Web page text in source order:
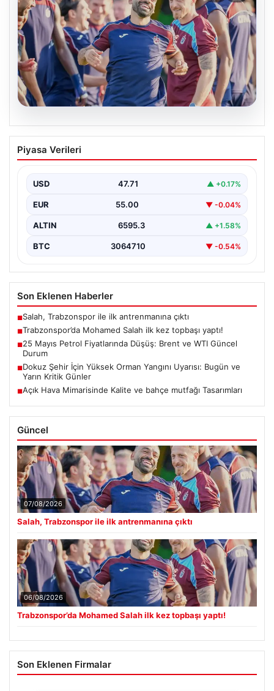
06.08.2026
Trabzonspor’da Mohamed Salah ilk kez
topbaşı yaptı!
Çalışmasına Katıldı", "content": "Trabzonspor, yeni
sezon…
Piyasa Verileri
USD 47.71 ▲ +0.17%
EUR 55.00 ▼ -0.04%
ALTIN 6595.3 ▲ +1.58%
BTC 3064710 ▼ -0.54%
Son Eklenen Haberler
■Salah, Trabzonspor ile ilk antrenmanına çıktı
■Trabzonspor’da Mohamed Salah ilk kez topbaşı yaptı!
■25 Mayıs Petrol Fiyatlarında Düşüş: Brent ve WTI Güncel
Durum
■Dokuz Şehir İçin Yüksek Orman Yangını Uyarısı: Bugün ve
Yarın Kritik Günler
■Açık Hava Mimarisinde Kalite ve bahçe mutfağı Tasarımları
Güncel
07/08/2026
Salah, Trabzonspor ile ilk antrenmanına çıktı
06/08/2026
Trabzonspor’da Mohamed Salah ilk kez topbaşı yaptı!
Son Eklenen Firmalar